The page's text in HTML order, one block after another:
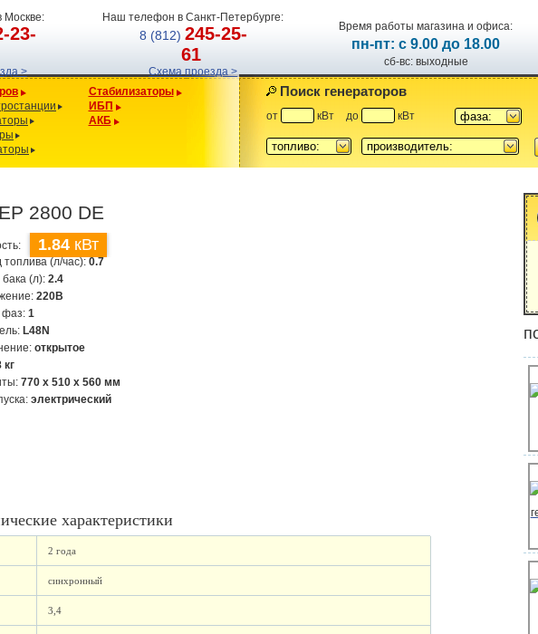
Москве:
23-
>
Наш телефон в Санкт-Петербурге:
8 (812) 245-25-
61
Схема проезда >
Время работы магазина и офиса:
пн-пт: с 9.00 до 18.00
сб-вс: выходные
Стабилизаторы
ИБП
АКБ
Поиск генераторов
от кВт до кВт фаза:
топливо: производитель:
2800 DE
1.84 кВт
топлива (л/час):0.7
(л):2.4
220В
фаз:1
L48N
открытое
кг
770 x 510 x 560 мм
электрический
характеристики
2 года
синхронный
3,4